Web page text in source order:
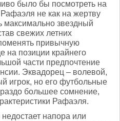
было бы посмотреть на
не как на жертву
максимально звездный
свежих летних
привычную
на позиции крайнего
части предпочтение
Эквадорец – волевой,
игрок, но его футбольные
большее сомнение,
Рафаэля.
напора или